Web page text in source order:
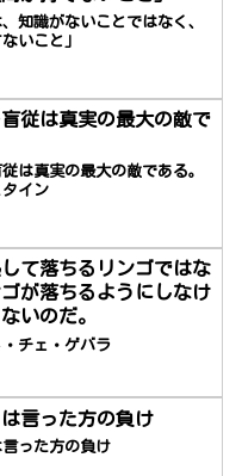
、知識がないことではなく、
いこと」
従は真実の最大の敵で
は真実の最大の敵である。
タイン
て落ちるリンゴではな
が落ちるようにしなけ
いのだ。
チェ・ゲバラ
は言った方の負け
言った方の負け